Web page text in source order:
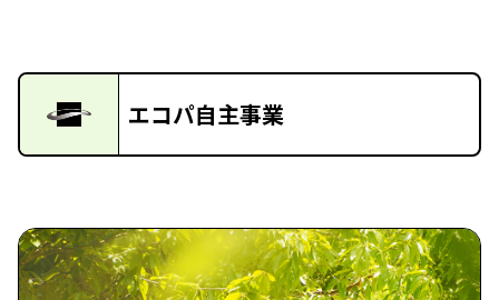
エコパ自主事業